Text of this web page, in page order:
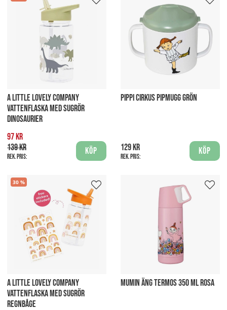
A LITTLE LOVELY COMPANY
VATTENFLASKA MED SUGRÖR
DINOSAURIER
97 kr
139 kr
Rek. pris:
Köp
PIPPI CIRKUS PIPMUGG GRÖN
129 kr
Rek. pris:
Köp
30
A LITTLE LOVELY COMPANY
VATTENFLASKA MED SUGRÖR
REGNBÅGE
MUMIN ÄNG TERMOS 350 ML ROSA